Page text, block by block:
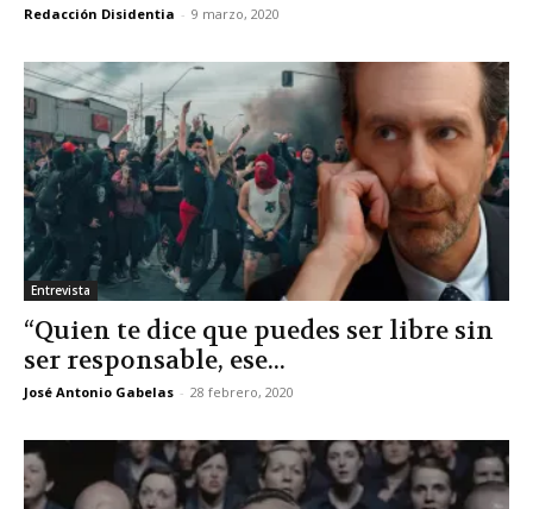
Redacción Disidentia - 9 marzo, 2020
Entrevista
“Quien te dice que puedes ser libre sin
ser responsable, ese...
José Antonio Gabelas - 28 febrero, 2020